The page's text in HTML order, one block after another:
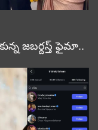
జబర్దస్త్ ఫైమా..